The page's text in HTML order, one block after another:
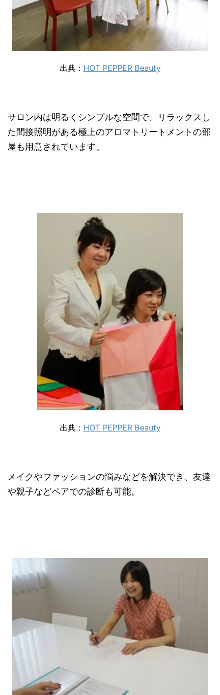
出典： HOT PEPPER Beauty
サロン内は明るくシンプルな空間で、リラックスし
た間接照明がある極上のアロマトリートメントの部
屋も用意されています。
出典： HOT PEPPER Beauty
メイクやファッションの悩みなどを解決でき、友達
や親子などペアでの診断も可能。